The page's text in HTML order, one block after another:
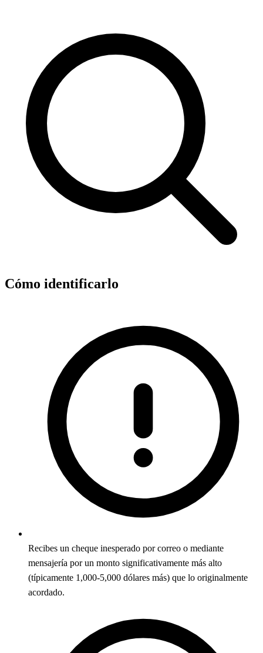
Cómo identificarlo
Recibes un cheque inesperado por correo o mediante
mensajería por un monto significativamente más alto
(típicamente 1,000-5,000 dólares más) que lo originalmente
acordado.